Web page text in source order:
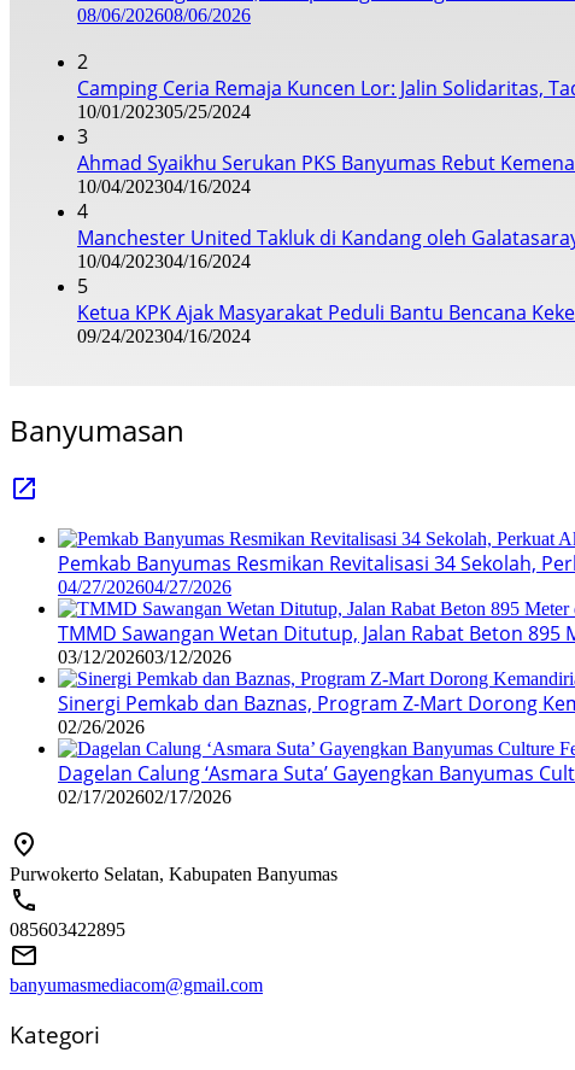
08/06/202608/06/2026
2
Camping Ceria Remaja Kuncen Lor: Jalin Solidaritas,
10/01/202305/25/2024
3
Ahmad Syaikhu Serukan PKS Banyumas Rebut
10/04/202304/16/2024
4
Manchester United Takluk di Kandang oleh
10/04/202304/16/2024
5
Ketua KPK Ajak Masyarakat Peduli Bantu Bencana
09/24/202304/16/2024
Banyumasan
Pemkab Banyumas Resmikan Revitalisasi 34 Sekolah,
04/27/202604/27/2026
TMMD Sawangan Wetan Ditutup, Jalan Rabat Beton
03/12/202603/12/2026
Sinergi Pemkab dan Baznas, Program Z-Mart Dorong
02/26/2026
Dagelan Calung ‘Asmara Suta’ Gayengkan Banyumas
02/17/202602/17/2026
Purwokerto Selatan, Kabupaten Banyumas
085603422895
banyumasmediacom@gmail.com
Kategori